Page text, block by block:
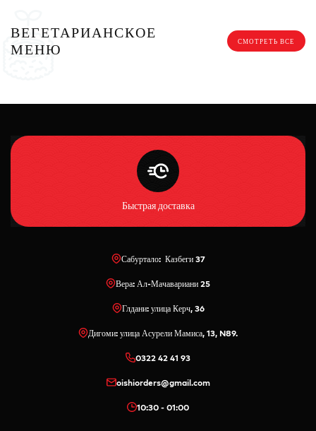
ВЕГЕТАРИАНСКОЕ
МЕНЮ
СМОТРЕТЬ ВСЕ
Быстрая доставка
Сабуртало: Казбеги 37
Вера: Ал-Мачавариани 25
Глдани: улица Керч, 36
Дигоми: улица Асурели Мамиса, 13, N89.
0322 42 41 93
oishiorders@gmail.com
10:30 - 01:00